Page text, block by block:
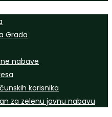
Grada
nabave
korisnika
za zelenu javnu nabavu